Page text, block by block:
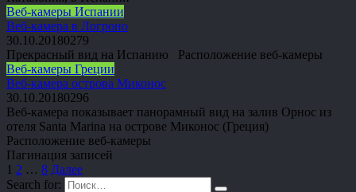
Веб-камеры Испании
Веб-камера в Логроно
30.10.20180279
Прекрасный вид на Испанию Расположение веб-камеры
Веб-камеры Греции
Веб-камера острова Миконос
30.10.20180296
Веб-камера показывает панорамный вид на залив Орнос из
отеля Santa Marina на острове Миконос (Греция)
Расположение веб-камеры
Пагинация записей
1 2 … 8 Далее
Search for: